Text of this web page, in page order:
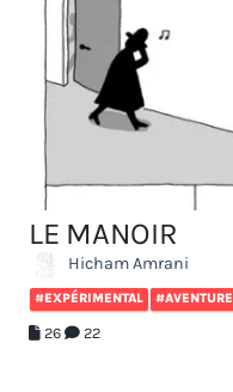
LE MANOIR
Hicham Amrani
#EXPÉRIMENTAL #AVENTURE
26 22